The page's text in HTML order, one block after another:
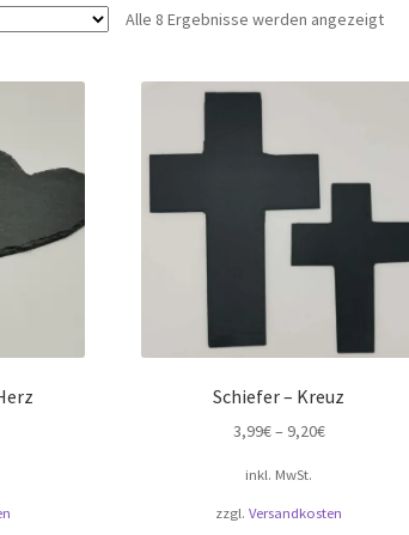
Alle 8 Ergebnisse werden angezeigtNach
Schiefer – Kreuz
3,99€– 9,20€
inkl. MwSt.
zzgl.Versandkosten